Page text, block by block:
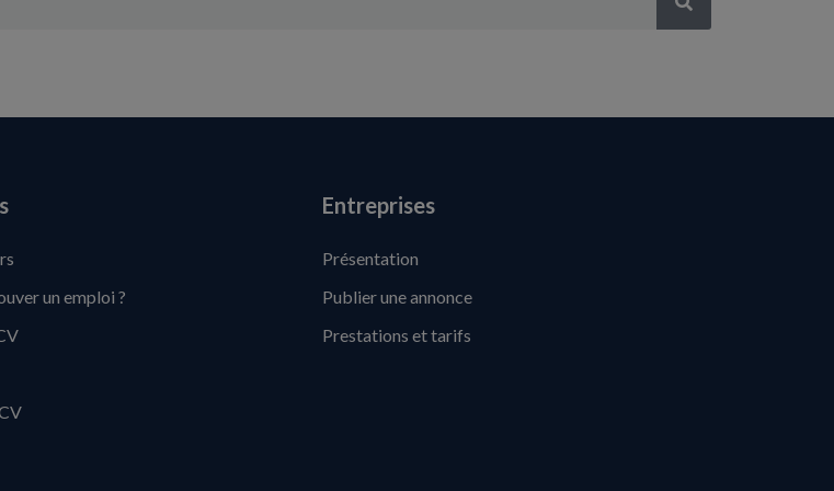
un emploi ?
Entreprises
Présentation
Publier une annonce
Prestations et tarifs